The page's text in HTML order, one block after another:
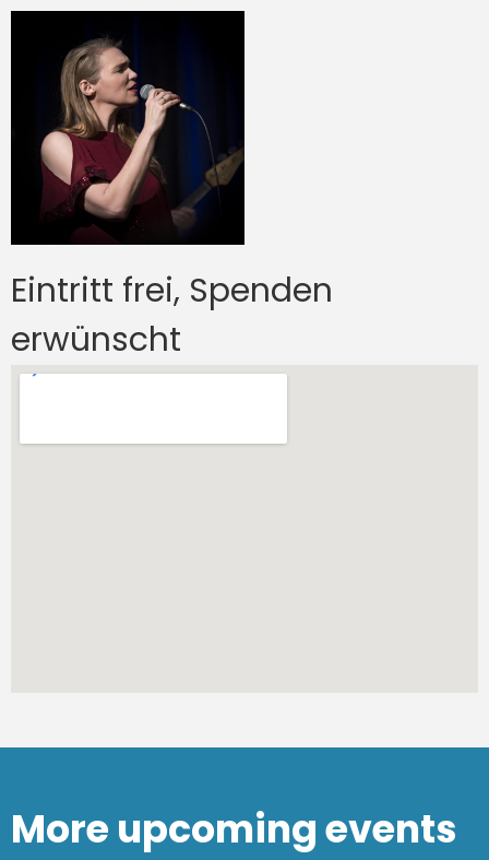
Eintritt frei, Spenden
erwünscht
More upcoming events